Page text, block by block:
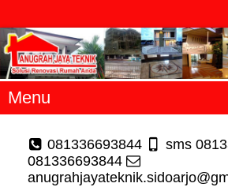
Menu
081336693844
sms
081336693844